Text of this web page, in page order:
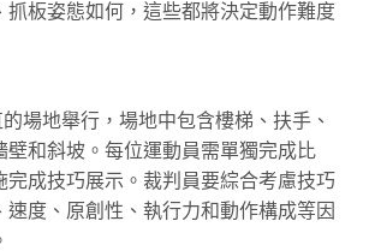
抓板姿態如何，這些都將決定動作難度
場地舉行，場地中包含樓梯、扶手、
壁和斜坡。每位運動員需單獨完成比
完成技巧展示。裁判員要綜合考慮技巧
速度、原創性、執行力和動作構成等因